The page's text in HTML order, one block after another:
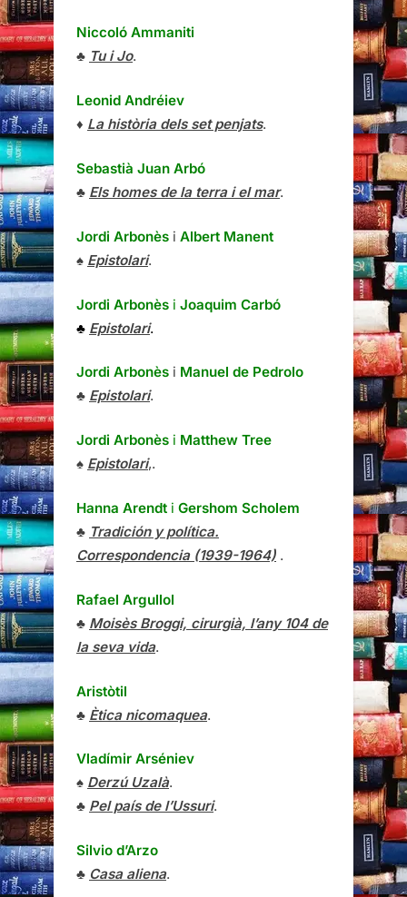
Niccoló Ammaniti
♣ Tu i Jo.
Leonid Andréiev
♦ La història dels set penjats.
Sebastià Juan Arbó
♣ Els homes de la terra i el mar.
Jordi Arbonès i Albert Manent
♠ Epistolari.
Jordi Arbonès i Joaquim Carbó
♣ Epistolari.
Jordi Arbonès i Manuel de Pedrolo
♣ Epistolari.
Jordi Arbonès i Matthew Tree
♠ Epistolari,.
Hanna Arendt i Gershom Scholem
♣ Tradición y política.
Correspondencia (1939-1964) .
Rafael Argullol
♣ Moisès Broggi, cirurgià, l’any 104 de
la seva vida.
Aristòtil
♣ Ètica nicomaquea.
Vladímir Arséniev
♠ Derzú Uzalà.
♣ Pel país de l’Ussuri.
Silvio d’Arzo
♣ Casa aliena.